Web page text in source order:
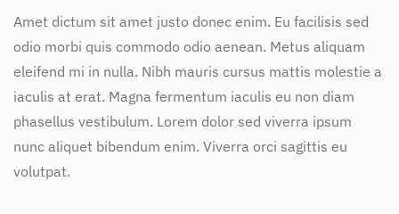
Amet dictum sit amet justo donec enim. Eu facilisis sed
odio morbi quis commodo odio aenean. Metus aliquam
eleifend mi in nulla. Nibh mauris cursus mattis molestie a
iaculis at erat. Magna fermentum iaculis eu non diam
phasellus vestibulum. Lorem dolor sed viverra ipsum
nunc aliquet bibendum enim. Viverra orci sagittis eu
volutpat.